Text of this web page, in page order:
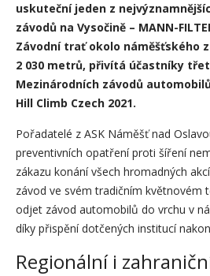
uskuteční jeden z
závodů na Vysočině – MANN-
Závodní trať okolo náměšťského
2 030 metrů, přivítá účastníky
Mezinárodních závodů
Hill Climb Czech 2021.
Pořadatelé z ASK Náměšť nad
preventivních opatření proti šíření
zákazu konání všech hromadných
závod ve svém tradičním květnovém
odjet závod automobilů do vrchu v
díky přispění dotčených institucí
Regionální i